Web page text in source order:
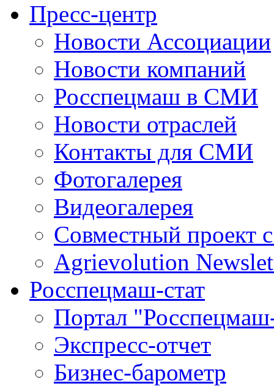
Пресс-центр
Новости Ассоциации
Новости компаний
Росспецмаш в СМИ
Новости отраслей
Контакты для СМИ
Фотогалерея
Видеогалерея
Совместный проект
Agrievolution
Росспецмаш-стат
Портал
Экспресс-отчет
Бизнес-барометр